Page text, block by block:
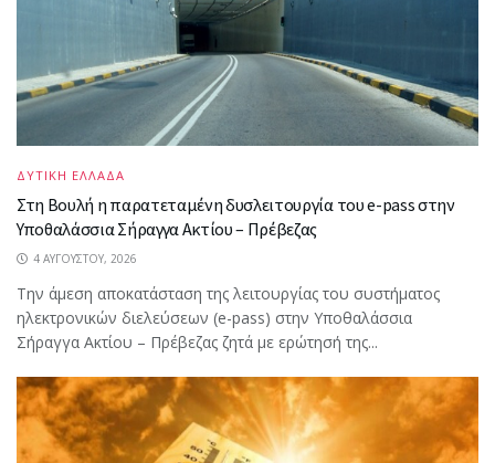
ΔΥΤΙΚΗ ΕΛΛΑΔΑ
Στη Βουλή η παρατεταμένη δυσλειτουργία του e-pass στην
Υποθαλάσσια Σήραγγα Ακτίου – Πρέβεζας
4 ΑΥΓΟΎΣΤΟΥ, 2026
Την άμεση αποκατάσταση της λειτουργίας του συστήματος
ηλεκτρονικών διελεύσεων (e-pass) στην Υποθαλάσσια
Σήραγγα Ακτίου – Πρέβεζας ζητά με ερώτησή της...